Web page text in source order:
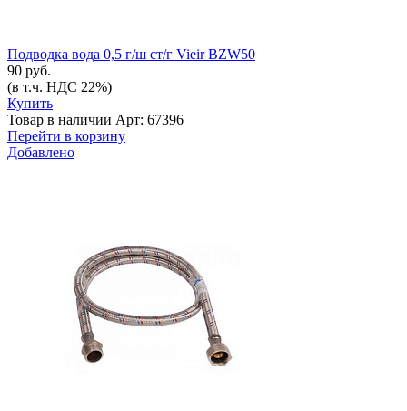
Подводка вода 0,5 г/ш ст/г Vieir BZW50
90 руб.
(в т.ч. НДС 22%)
Купить
Товар в наличии Арт: 67396
Перейти в корзину
Добавлено